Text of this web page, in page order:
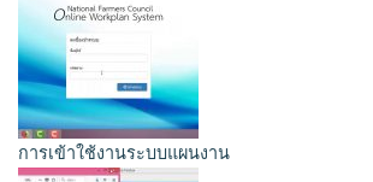
การเข้าใช้งานระบบแผนงาน